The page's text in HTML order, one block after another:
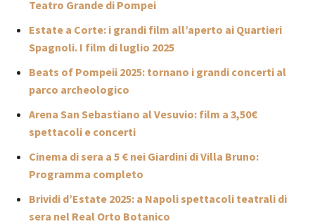
Teatro Grande di Pompei
Estate a Corte: i grandi film all’aperto ai Quartieri
Spagnoli. I film di luglio 2025
Beats of Pompeii 2025: tornano i grandi concerti al
parco archeologico
Arena San Sebastiano al Vesuvio: film a 3,50€
spettacoli e concerti
Cinema di sera a 5 € nei Giardini di Villa Bruno:
Programma completo
Brividi d’Estate 2025: a Napoli spettacoli teatrali di
sera nel Real Orto Botanico